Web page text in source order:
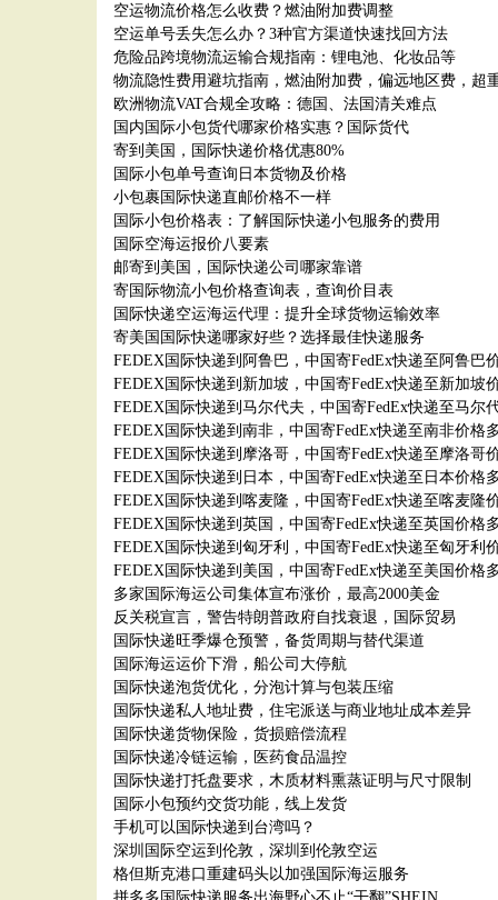
空运物流价格怎么收费？燃油附加费调整
空运单号丢失怎么办？3种官方渠道快速找回方法
危险品跨境物流运输合规指南：锂电池、化妆品等
物流隐性费用避坑指南，燃油附加费，偏远地区费，超
欧洲物流VAT合规全攻略：德国、法国清关难点
国内国际小包货代哪家价格实惠？国际货代
寄到美国，国际快递价格优惠80%
国际小包单号查询日本货物及价格
小包裹国际快递直邮价格不一样
国际小包价格表：了解国际快递小包服务的费用
国际空海运报价八要素
邮寄到美国，国际快递公司哪家靠谱
寄国际物流小包价格查询表，查询价目表
国际快递空运海运代理：提升全球货物运输效率
寄美国国际快递哪家好些？选择最佳快递服务
FEDEX国际快递到阿鲁巴，中国寄FedEx快递至阿鲁巴
FEDEX国际快递到新加坡，中国寄FedEx快递至新加坡
FEDEX国际快递到马尔代夫，中国寄FedEx快递至马尔
FEDEX国际快递到南非，中国寄FedEx快递至南非价格
FEDEX国际快递到摩洛哥，中国寄FedEx快递至摩洛哥
FEDEX国际快递到日本，中国寄FedEx快递至日本价格
FEDEX国际快递到喀麦隆，中国寄FedEx快递至喀麦隆
FEDEX国际快递到英国，中国寄FedEx快递至英国价格
FEDEX国际快递到匈牙利，中国寄FedEx快递至匈牙利
FEDEX国际快递到美国，中国寄FedEx快递至美国价格
多家国际海运公司集体宣布涨价，最高2000美金
反关税宣言，警告特朗普政府自找衰退，国际贸易
国际快递旺季爆仓预警，备货周期与替代渠道
国际海运运价下滑，船公司大停航
国际快递泡货优化，分泡计算与包装压缩
国际快递私人地址费，住宅派送与商业地址成本差异
国际快递货物保险，货损赔偿流程
国际快递冷链运输，医药食品温控
国际快递打托盘要求，木质材料熏蒸证明与尺寸限制
国际小包预约交货功能，线上发货
手机可以国际快递到台湾吗？
深圳国际空运到伦敦，深圳到伦敦空运
格但斯克港口重建码头以加强国际海运服务